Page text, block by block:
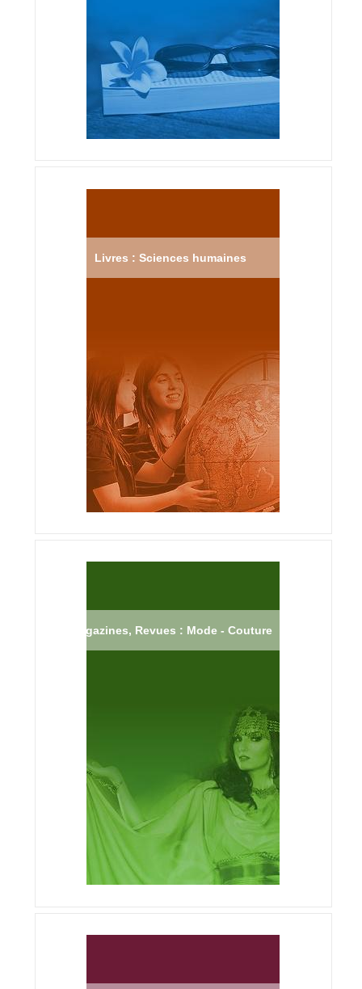
Livres : Sciences humaines
Magazines, Revues : Mode - Couture